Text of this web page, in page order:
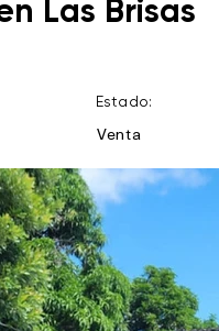
Las Brisas
Estado:
Venta